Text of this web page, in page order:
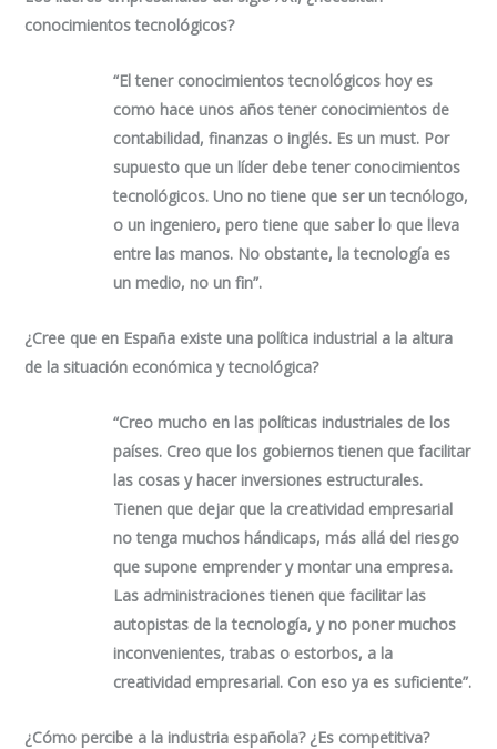
conocimientos tecnológicos?
“El tener conocimientos tecnológicos hoy es
como hace unos años tener conocimientos de
contabilidad, finanzas o inglés. Es un must. Por
supuesto que un líder debe tener conocimientos
tecnológicos. Uno no tiene que ser un tecnólogo,
o un ingeniero, pero tiene que saber lo que lleva
entre las manos. No obstante, la tecnología es
un medio, no un fin”.
¿Cree que en España existe una política industrial a la altura
de la situación económica y tecnológica?
“Creo mucho en las políticas industriales de los
países. Creo que los gobiernos tienen que facilitar
las cosas y hacer inversiones estructurales.
Tienen que dejar que la creatividad empresarial
no tenga muchos hándicaps, más allá del riesgo
que supone emprender y montar una empresa.
Las administraciones tienen que facilitar las
autopistas de la tecnología, y no poner muchos
inconvenientes, trabas o estorbos, a la
creatividad empresarial. Con eso ya es suficiente”.
¿Cómo percibe a la industria española? ¿Es competitiva?